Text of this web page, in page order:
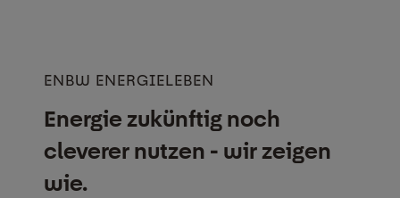
ENBW ENERGIELEBEN
Energie zukünftig noch
cleverer nutzen - wir zeigen
wie.